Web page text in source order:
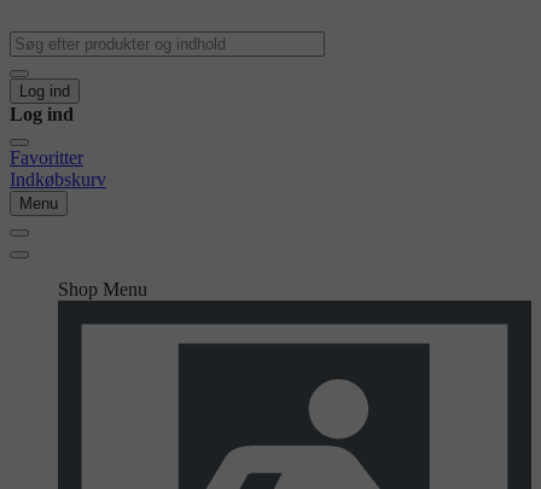
Log ind
Log ind
Favoritter
Indkøbskurv
Menu
Shop Menu